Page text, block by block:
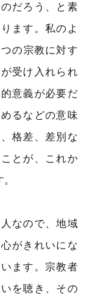
だろう、と素
ます。私のよ
の宗教に対す
受け入れられ
意義が必要だ
るなどの意味
格差、差別な
とが、これか
なので、地域
がきれいにな
ます。宗教者
を聴き、その